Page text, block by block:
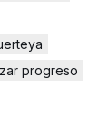
progreso